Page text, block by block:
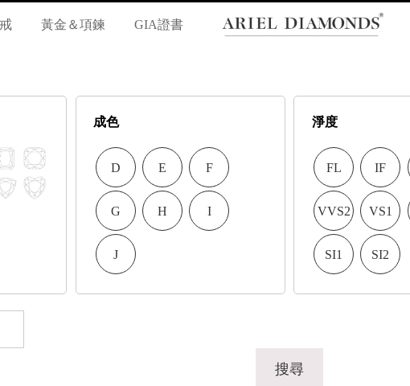
黃金＆項鍊 GIA證書
成色
D E F
G H I
J
淨度
FL IF
VVS2 VS1
SI1 SI2
搜尋